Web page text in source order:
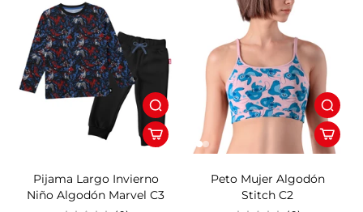
Pijama Largo Invierno
Niño Algodón Marvel C3
54%OFF
Peto Mujer Algodón
Stitch C2